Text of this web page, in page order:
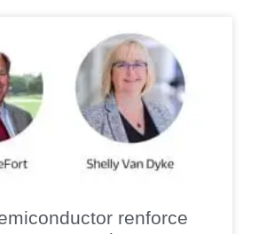
renforce